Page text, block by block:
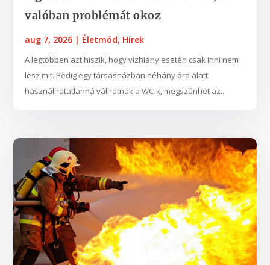
valóban problémát okoz
aug 7, 2026 | Életmód, Hírek
A legtöbben azt hiszik, hogy vízhiány esetén csak inni nem
lesz mit. Pedig egy társasházban néhány óra alatt
használhatatlanná válhatnak a WC-k, megszűnhet az...